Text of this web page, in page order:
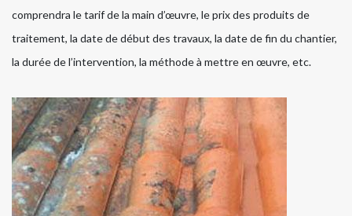
comprendra le tarif de la main d’œuvre, le prix des produits de
traitement, la date de début des travaux, la date de fin du chantier,
la durée de l’intervention, la méthode à mettre en œuvre, etc.